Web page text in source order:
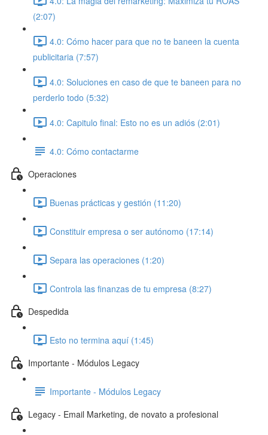
(2:07)
4.0: Cómo hacer para que no te baneen la cuenta
publicitaria (7:57)
4.0: Soluciones en caso de que te baneen para no
perderlo todo (5:32)
4.0: Capitulo final: Esto no es un adiós (2:01)
4.0: Cómo contactarme
Operaciones
Buenas prácticas y gestión (11:20)
Constituir empresa o ser autónomo (17:14)
Separa las operaciones (1:20)
Controla las finanzas de tu empresa (8:27)
Despedida
Esto no termina aquí (1:45)
Importante - Módulos Legacy
Importante - Módulos Legacy
Legacy - Email Marketing, de novato a profesional